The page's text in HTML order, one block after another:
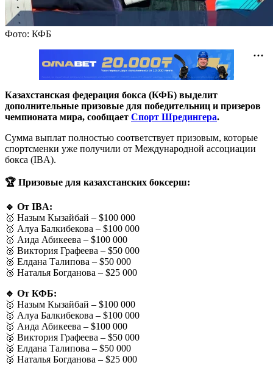
Фото: КФБ
Казахстанская федерация бокса (КФБ) выделит
дополнительные призовые для победительниц и призеров
чемпионата мира, сообщает Спорт Шредингера.
Сумма выплат полностью соответствует призовым, которые
спортсменки уже получили от Международной ассоциации
бокса (IBA).
🏆 Призовые для казахстанских боксерш:
🔹 От IBA:
🥇 Назым Кызайбай – $100 000
🥇 Алуа Балкибекова – $100 000
🥇 Аида Абикеева – $100 000
🥈 Виктория Графеева – $50 000
🥈 Елдана Талипова – $50 000
🥉 Наталья Богданова – $25 000
🔹 От КФБ:
🥇 Назым Кызайбай – $100 000
🥇 Алуа Балкибекова – $100 000
🥇 Аида Абикеева – $100 000
🥈 Виктория Графеева – $50 000
🥈 Елдана Талипова – $50 000
🥉 Наталья Богданова – $25 000